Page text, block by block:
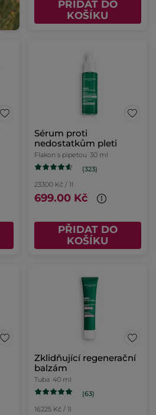
PŘIDAT DO
KOŠÍKU
Sérum proti
nedostatkům pleti
Flakon s pipetou 30 ml
(323)
23300 Kč / 1l
699.00 Kč
PŘIDAT DO
KOŠÍKU
Zklidňující regenerační
balzám
Tuba 40 ml
(63)
16225 Kč / 1l